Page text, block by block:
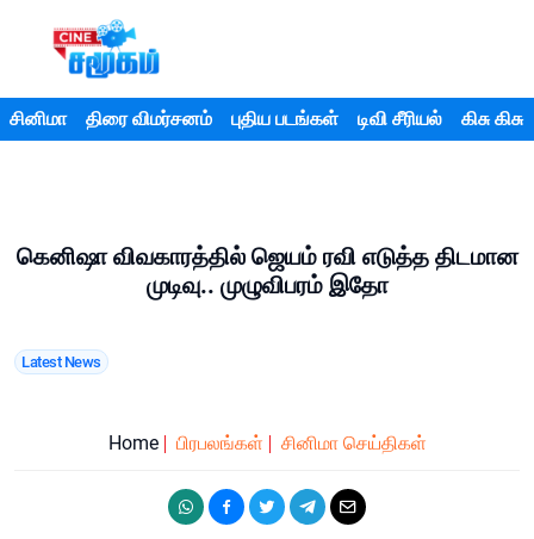
சினிமா திரை விமர்சனம் புதிய படங்கள் டிவி சீரியல் கிசு கிசு
கெனிஷா விவகாரத்தில் ஜெயம் ரவி எடுத்த திடமான
முடிவு.. முழுவிபரம் இதோ
Latest News
Home பிரபலங்கள் சினிமா செய்திகள்